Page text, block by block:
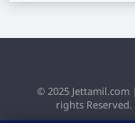
© 2025 Jettamil.com
rights Reserved.